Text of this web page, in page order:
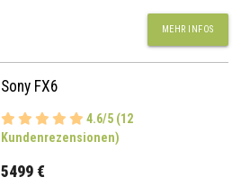
MEHR INFOS
Sony FX6
4.6/5 (12
Kundenrezensionen)
5499 €